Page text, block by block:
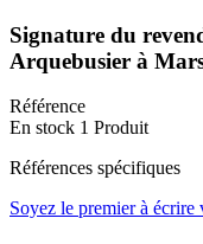
Signature du
Arquebusier à
Référence
En stock 1 Produit
Références spécifiques
Soyez le premier à écrire